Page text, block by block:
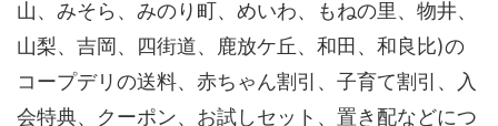
山、みそら、みのり町、めいわ、もねの里、物井、
山梨、吉岡、四街道、鹿放ケ丘、和田、和良比)の
コープデリの送料、赤ちゃん割引、子育て割引、入
会特典、クーポン、お試しセット、置き配などにつ